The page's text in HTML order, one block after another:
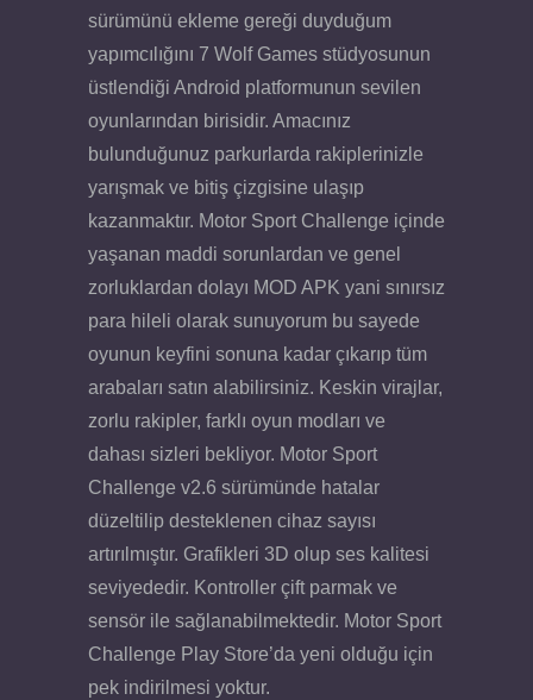
sürümünü ekleme gereği duyduğum
yapımcılığını 7 Wolf Games stüdyosunun
üstlendiği Android platformunun sevilen
oyunlarından birisidir. Amacınız
bulunduğunuz parkurlarda rakiplerinizle
yarışmak ve bitiş çizgisine ulaşıp
kazanmaktır. Motor Sport Challenge içinde
yaşanan maddi sorunlardan ve genel
zorluklardan dolayı MOD APK yani sınırsız
para hileli olarak sunuyorum bu sayede
oyunun keyfini sonuna kadar çıkarıp tüm
arabaları satın alabilirsiniz. Keskin virajlar,
zorlu rakipler, farklı oyun modları ve
dahası sizleri bekliyor. Motor Sport
Challenge v2.6 sürümünde hatalar
düzeltilip desteklenen cihaz sayısı
artırılmıştır. Grafikleri 3D olup ses kalitesi
seviyededir. Kontroller çift parmak ve
sensör ile sağlanabilmektedir. Motor Sport
Challenge Play Store’da yeni olduğu için
pek indirilmesi yoktur.